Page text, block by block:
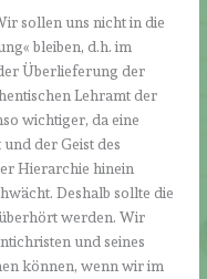
sollen uns nicht in die
bleiben, d.h. im
Überlieferung der
Lehramt der
wichtiger, da eine
der Geist des
Hierarchie hinein
Deshalb sollte die
werden. Wir
und seines
können, wenn wir im